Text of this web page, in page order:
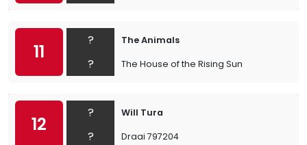
11
?
?
The Animals
The House of the Rising Sun
12
?
?
Will Tura
Draai 797204